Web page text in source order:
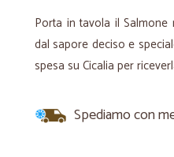
Porta in tavola il
dal sapore deciso e
spesa su Cicalia per
Spediamo con